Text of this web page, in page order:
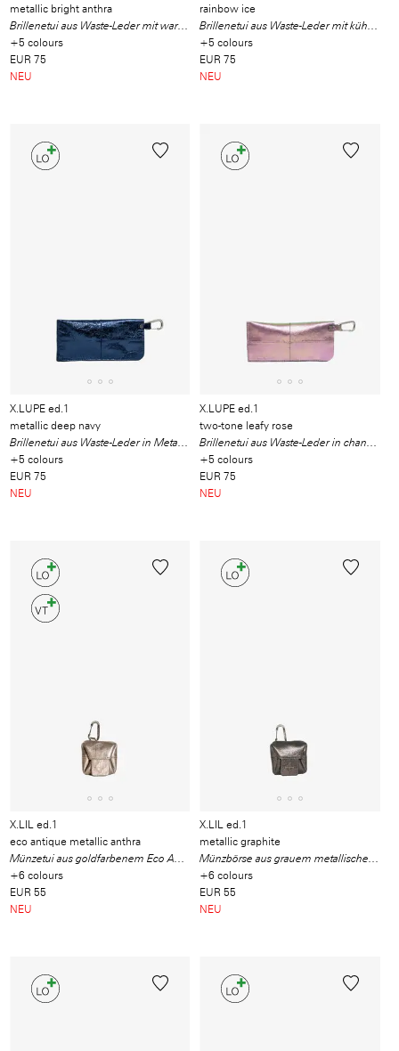
metallic bright anthra
Brillenetui aus Waste-Leder mit warm schimmerndem Metallic-Finish
+5 colours
EUR 75
NEU
rainbow ice
Brillenetui aus Waste-Leder mit kühlem Finish
+5 colours
EUR 75
NEU
X.LUPE ed.1
metallic deep navy
+5 colours
EUR 75
NEU
X.LUPE ed.1
two-tone leafy rose
+5 colours
EUR 75
NEU
X.LIL ed.1
eco antique metallic anthra
Münzetui aus goldfarbenem Eco Antique Metallic-Waste-Leder
+6 colours
EUR 55
NEU
X.LIL ed.1
metallic graphite
Münzbörse aus grauem metallischem Waste-Leder gefertigt
+6 colours
EUR 55
NEU